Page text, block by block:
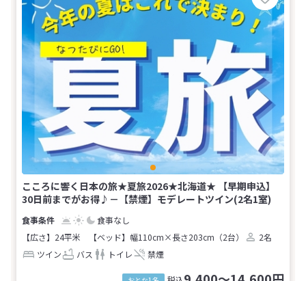
こころに響く日本の旅★夏旅2026★北海道★ 【早期申込】
30日前までがお得♪－【禁煙】モデレートツイン(2名1室)
食事なし
【広さ】24平米
【ベッド】幅110cm×長さ203cm（2台）
2名
ツイン
バス トイレ 禁煙